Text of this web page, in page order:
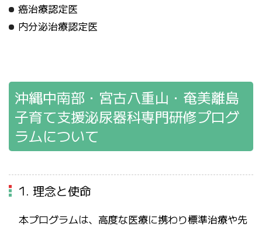
癌治療認定医
内分泌治療認定医
沖縄中南部・宮古八重山・奄美離島
子育て支援泌尿器科専門研修プログ
ラムについて
1. 理念と使命
本プログラムは、高度な医療に携わり標準治療や先